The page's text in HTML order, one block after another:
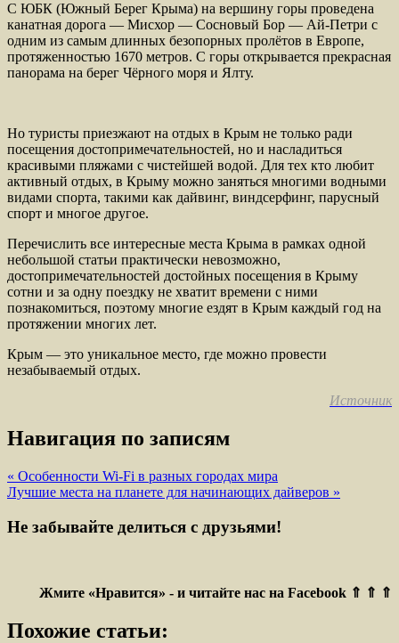
С ЮБК (Южный Берег Крыма) на вершину горы проведена
канатная дорога — Мисхор — Сосновый Бор — Ай-Петри с
одним из самым длинных безопорных пролётов в Европе,
протяженностью 1670 метров. С горы открывается прекрасная
панорама на берег Чёрного моря и Ялту.
Но туристы приезжают на отдых в Крым не только ради
посещения достопримечательностей, но и насладиться
красивыми пляжами с чистейшей водой. Для тех кто любит
активный отдых, в Крыму можно заняться многими водными
видами спорта, такими как дайвинг, виндсерфинг, парусный
спорт и многое другое.
Перечислить все интересные места Крыма в рамках одной
небольшой статьи практически невозможно,
достопримечательностей достойных посещения в Крыму
сотни и за одну поездку не хватит времени с ними
познакомиться, поэтому многие ездят в Крым каждый год на
протяжении многих лет.
Крым — это уникальное место, где можно провести
незабываемый отдых.
Источник
Навигация по записям
« Особенности Wi-Fi в разных городах мира
Лучшие места на планете для начинающих дайверов »
Не забывайте делиться с друзьями!
Жмите «Нравится» - и читайте нас на Facebook ⇑ ⇑ ⇑
Похожие статьи: